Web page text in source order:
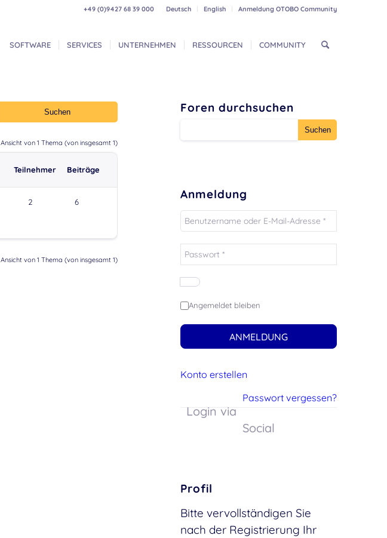
Deutsch English Anmeldung OTOBO Community
+49 (0)9427 68 39 000
SOFTWARE SERVICES UNTERNEHMEN RESSOURCEN COMMUNITY
Ansicht von 1 Thema (von insgesamt 1)
Teilnehmer Beiträge
2 6
Ansicht von 1 Thema (von insgesamt 1)
Foren durchsuchen
Anmeldung
Angemeldet bleiben
ANMELDUNG
Konto erstellen
Passwort vergessen?
Login via
Social
Profil
Bitte vervollständigen Sie
nach der Registrierung Ihr